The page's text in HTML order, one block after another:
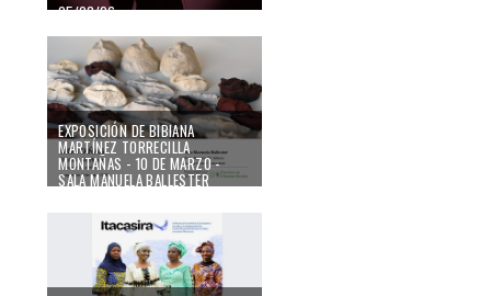
05/03/26
EXPOSICIÓN DE BIBIANA
MARTÍNEZ TORRECILLA
MONTAÑAS - 10 DE MARZO -
SALA MANUELA BALLESTER